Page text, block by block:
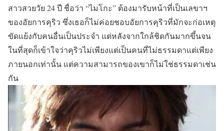
สาวสวยวัย 24 ปี ชื่อว่า “ไมโกะ” ต้องมารับหน้าที่เป็นเลขาฯ
ของอัยการคุริว ซึ่งเธอก็ไม่ค่อยชอบอัยการคุริวที่มักจะก่อเหตุ
ขัดแย้งกับคนอื่นเป็นประจำ แต่หลังจากใกล้ชิดกันมากขึ้นจน
ในที่สุดก็เข้าใจว่าคุริวไม่เพียงแต่เป็นคนที่ไม่ธรรมดาแต่เพียง
ภายนอกเท่านั้น แต่ความสามารถของเขาก็ไม่ใช่ธรรมดาเช่น
กัน